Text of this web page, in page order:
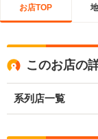
お店TOP
このお店の
系列店一覧